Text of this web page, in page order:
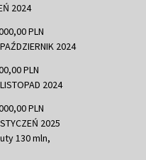
2024
PLN
2024
PLN
2024
PLN
2025
130 mln,